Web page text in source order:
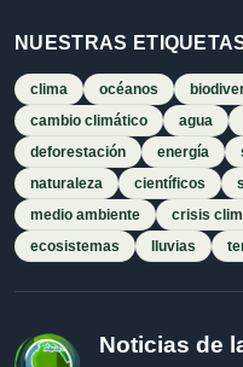
NUESTRAS
clima océanos
cambio climático
agua
deforestación
energía
naturaleza
científicos
medio ambiente
crisis
ecosistemas
lluvias
Noticias de